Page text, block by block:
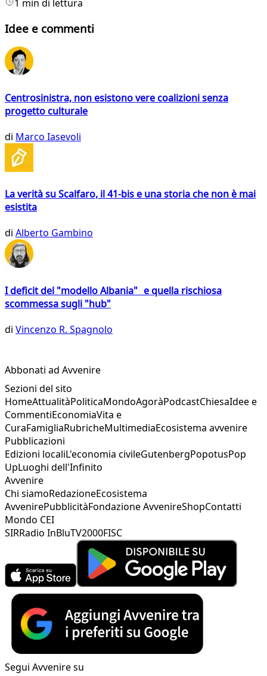
1 min di lettura
Idee e commenti
Centrosinistra, non esistono vere coalizioni senza
progetto culturale
di Marco Iasevoli
La verità su Scalfaro, il 41-bis e una storia che non è mai
esistita
di Alberto Gambino
I deficit del "modello Albania" e quella rischiosa
scommessa sugli "hub"
di Vincenzo R. Spagnolo
Abbonati ad Avvenire
Sezioni del sito
HomeAttualitàPoliticaMondoAgoràPodcastChiesaIdee e
CommentiEconomiaVita e
CuraFamigliaRubricheMultimediaEcosistema avvenire
Pubblicazioni
Edizioni localiL'economia civileGutenbergPopotusPop
UpLuoghi dell'Infinito
Avvenire
Chi siamoRedazioneEcosistema
AvvenirePubblicitàFondazione AvvenireShopContatti
Mondo CEI
SIRRadio InBluTV2000FISC
Segui Avvenire su